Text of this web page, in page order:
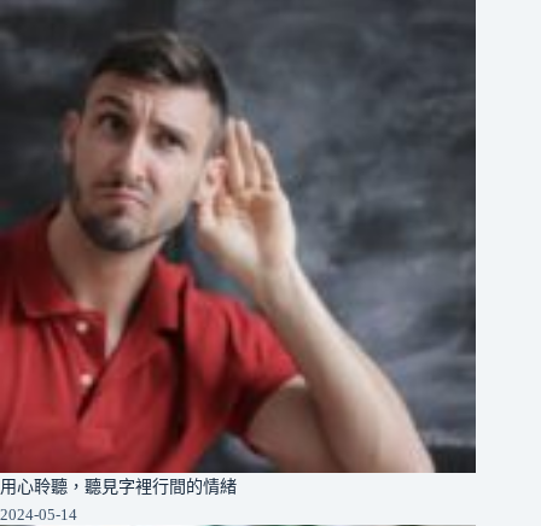
用心聆聽，聽見字裡行間的情緒
2024-05-14